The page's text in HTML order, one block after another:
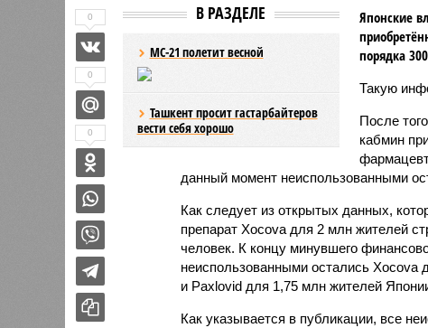
В РАЗДЕЛЕ
МС-21 полетит весной
Ташкент просит гастарбайтеров
вести себя хорошо
Японские
порядка
Такую
После
кабмин
данный момент неиспользованными
Как следует из открытых данных,
препарат Xocova для 2 млн жителей
человек. К концу минувшего
неиспользованными остались Xocova
и Paxlovid для 1,75 млн жителей
Как указывается в публикации, все
0
0
0